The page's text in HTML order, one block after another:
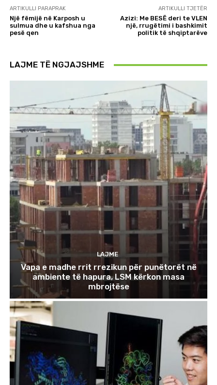
ARTIKULLI PARAPRAK
Një fëmijë në Karposh u
sulmua dhe u kafshua nga
pesë qen
ARTIKULLI TJETËR
Azizi: Me BESË deri te VLEN
një, rrugëtimi i bashkimit
politik të shqiptarëve
LAJME TË NGJAJSHME
LAJME
Vapa e madhe rrit rrezikun për punëtorët në
ambiente të hapura, LSM kërkon masa
mbrojtëse